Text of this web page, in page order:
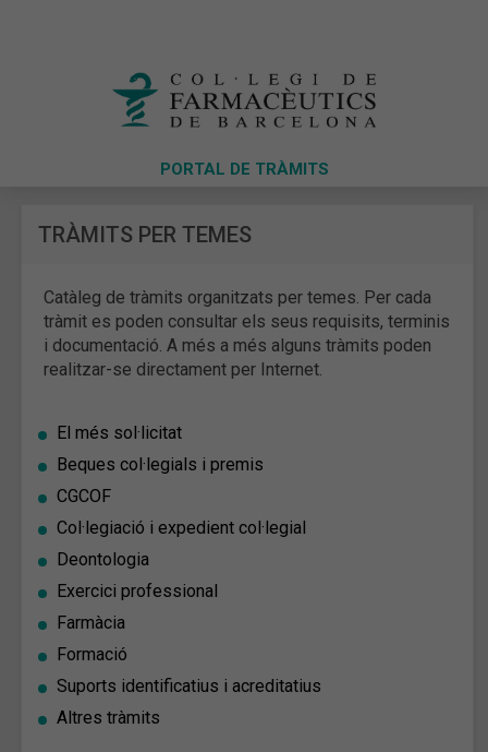
PORTAL DE TRÀMITS
TRÀMITS PER TEMES
Catàleg de tràmits organitzats per temes. Per cada
tràmit es poden consultar els seus requisits, terminis
i documentació. A més a més alguns tràmits poden
realitzar-se directament per Internet.
El més sol·licitat
Beques col·legials i premis
CGCOF
Col·legiació i expedient col·legial
Deontologia
Exercici professional
Farmàcia
Formació
Suports identificatius i acreditatius
Altres tràmits